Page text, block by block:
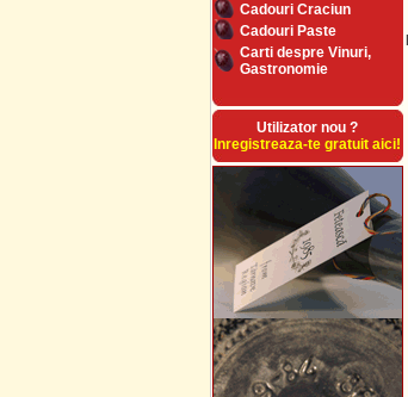
Cadouri Craciun
Cadouri Paste
Carti despre Vinuri,
Gastronomie
Utilizator nou ?
Inregistreaza-te gratuit aici!